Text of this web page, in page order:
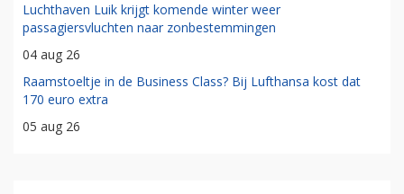
Luchthaven Luik krijgt komende winter weer
passagiersvluchten naar zonbestemmingen
04 aug 26
Raamstoeltje in de Business Class? Bij Lufthansa kost dat
170 euro extra
05 aug 26